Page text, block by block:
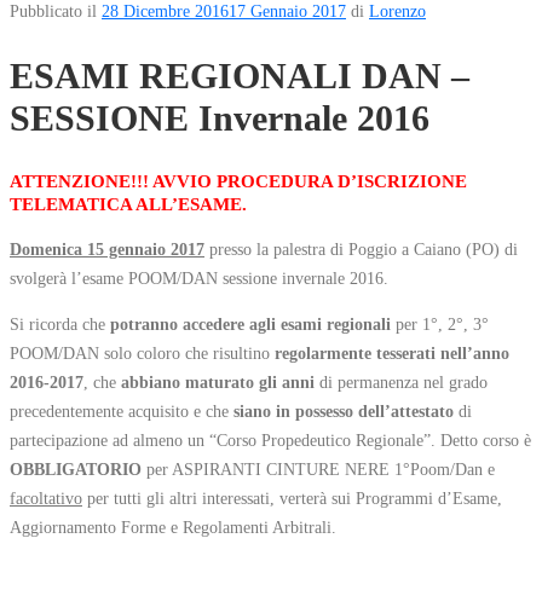
Pubblicato il 28 Dicembre 201617 Gennaio 2017 di Lorenzo
ESAMI REGIONALI DAN –
SESSIONE Invernale 2016
ATTENZIONE!!! AVVIO PROCEDURA D’ISCRIZIONE
TELEMATICA ALL’ESAME.
Domenica 15 gennaio 2017 presso la palestra di Poggio a Caiano (PO) di
svolgerà l’esame POOM/DAN sessione invernale 2016.
Si ricorda che potranno accedere agli esami regionali per 1°, 2°, 3°
POOM/DAN solo coloro che risultino regolarmente tesserati nell’anno
2016-2017 , che abbiano maturato gli anni di permanenza nel grado
precedentemente acquisito e che siano in possesso dell’attestato di
partecipazione ad almeno un “Corso Propedeutico Regionale”. Detto corso è
OBBLIGATORIO per ASPIRANTI CINTURE NERE 1°Poom/Dan e
facoltativo per tutti gli altri interessati, verterà sui Programmi d’Esame,
Aggiornamento Forme e Regolamenti Arbitrali.